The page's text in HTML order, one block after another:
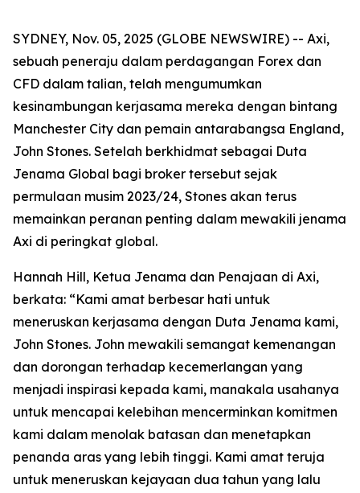
SYDNEY, Nov. 05, 2025 (GLOBE NEWSWIRE) -- Axi,
sebuah peneraju dalam perdagangan Forex dan
CFD dalam talian, telah mengumumkan
kesinambungan kerjasama mereka dengan bintang
Manchester City dan pemain antarabangsa England,
John Stones. Setelah berkhidmat sebagai Duta
Jenama Global bagi broker tersebut sejak
permulaan musim 2023/24, Stones akan terus
memainkan peranan penting dalam mewakili jenama
Axi di peringkat global.
Hannah Hill, Ketua Jenama dan Penajaan di Axi,
berkata: “Kami amat berbesar hati untuk
meneruskan kerjasama dengan Duta Jenama kami,
John Stones. John mewakili semangat kemenangan
dan dorongan terhadap kecemerlangan yang
menjadi inspirasi kepada kami, manakala usahanya
untuk mencapai kelebihan mencerminkan komitmen
kami dalam menolak batasan dan menetapkan
penanda aras yang lebih tinggi. Kami amat teruja
untuk meneruskan kejayaan dua tahun yang lalu